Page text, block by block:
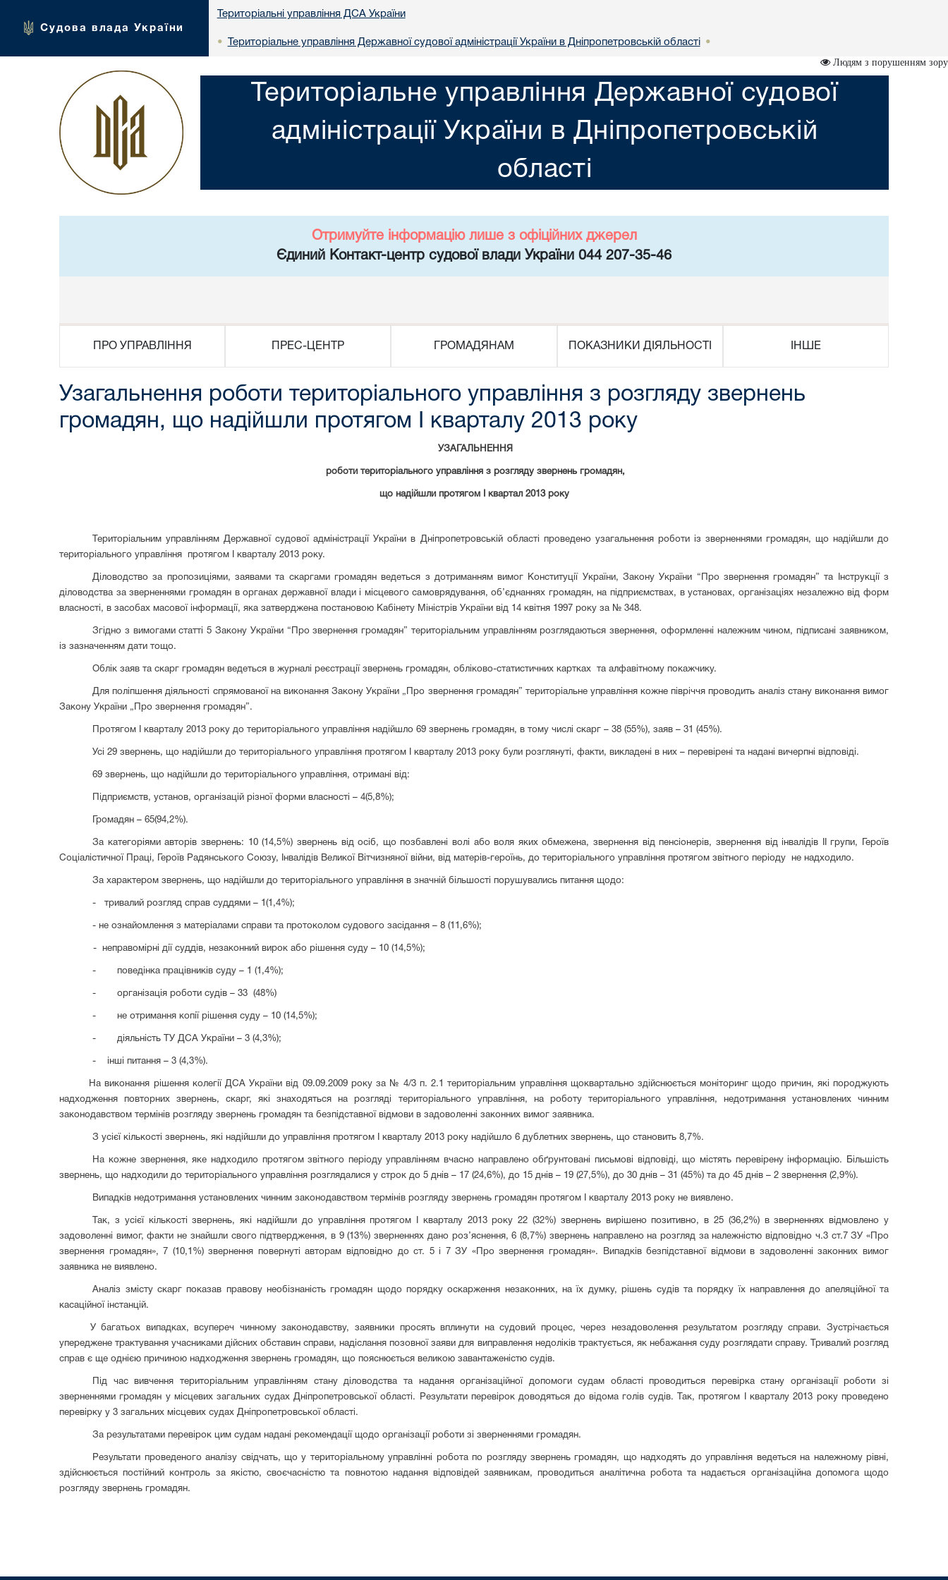
Судова влада України
Територіальні управління ДСА України
• Територіальне управління Державної судової адміністрації України в Днiпропетровській областi
•
Людям з порушенням зору
Територіальне управління Державної судової
адміністрації України в Днiпропетровській
областi
Отримуйте інформацію лише з офіційних джерел
Єдиний Контакт-центр судової влади України 044 207-35-46
ПРО УПРАВЛІННЯ ПРЕС-ЦЕНТР ГРОМАДЯНАМ ПОКАЗНИКИ ДІЯЛЬНОСТІ ІНШЕ
Узагальнення роботи територіального управління з розгляду звернень
громадян, що надійшли протягом І кварталу 2013 року
УЗАГАЛЬНЕННЯ
роботи територіального управління з розгляду звернень громадян,
що надійшли протягом І квартал 2013 року
Територіальним управлінням Державної судової адміністрації України в Дніпропетровській області проведено узагальнення роботи із зверненнями громадян, що надійшли до
територіального управління протягом І кварталу 2013 року.
Діловодство за пропозиціями, заявами та скаргами громадян ведеться з дотриманням вимог Конституції України, Закону України “Про звернення громадян” та Інструкції з
діловодства за зверненнями громадян в органах державної влади і місцевого самоврядування, об’єднаннях громадян, на підприємствах, в установах, організаціях незалежно від форм
власності, в засобах масової інформації, яка затверджена постановою Кабінету Міністрів України від 14 квітня 1997 року за № 348.
Згідно з вимогами статті 5 Закону України “Про звернення громадян” територіальним управлінням розглядаються звернення, оформленні належним чином, підписані заявником,
із зазначенням дати тощо.
Облік заяв та скарг громадян ведеться в журналі реєстрації звернень громадян, обліково-статистичних картках та алфавітному покажчику.
Для поліпшення діяльності спрямованої на виконання Закону України „Про звернення громадян” територіальне управління кожне півріччя проводить аналіз стану виконання вимог
Закону України „Про звернення громадян”.
Протягом І кварталу 2013 року до територіального управління надійшло69 звернень громадян, в тому числі скарг –38 (55%), заяв –31 (45%).
Усі 29 звернень, що надійшли до територіального управління протягом І кварталу 2013 року були розглянуті, факти, викладені в них – перевірені та надані вичерпні відповіді.
69 звернень, що надійшли до територіального управління, отримані від:
Підприємств, установ, організацій різної форми власності –4(5,8%);
Громадян – 65(94,2%).
За категоріями авторів звернень: 10 (14,5%) звернень від осіб, що позбавлені волі або воля яких обмежена, звернення від пенсіонерів, звернення від інвалідів ІІ групи, Героїв
Соціалістичної Праці, Героїв Радянського Союзу, Інвалідів Великої Вітчизняної війни, від матерів-героїнь, до територіального управління протягом звітного періоду не надходило.
За характером звернень, що надійшли до територіального управління в значній більшості порушувались питання щодо:
-тривалий розгляд справ суддями – 1(1,4%);
- не ознайомлення з матеріалами справи та протоколом судового засідання – 8 (11,6%);
- неправомірні дії суддів, незаконний вирок або рішення суду – 10 (14,5%);
- поведінка працівників суду – 1 (1,4%);
- організація роботи судів – 33 (48%)
- не отримання копії рішення суду – 10 (14,5%);
- діяльність ТУ ДСА України – 3 (4,3%);
- інші питання – 3 (4,3%).
На виконання рішення колегії ДСА України від 09.09.2009 року за № 4/3 п. 2.1 територіальним управління щоквартально здійснюється моніторинг щодо причин, які породжують
надходження повторних звернень, скарг, які знаходяться на розгляді територіального управління, на роботу територіального управління, недотримання установлених чинним
законодавством термінів розгляду звернень громадян та безпідставної відмови в задоволенні законних вимог заявника.
З усієї кількості звернень, які надійшли до управління протягом І кварталу 2013 року надійшло 6 дублетних звернень, що становить 8,7%.
На кожне звернення, яке надходило протягом звітного періоду управлінням вчасно направлено обґрунтовані письмові відповіді, що містять перевірену інформацію. Більшість
звернень, що надходили до територіального управління розглядалися у строк до 5 днів – 17 (24,6%), до 15 днів – 19 (27,5%), до 30 днів – 31 (45%) та до 45 днів – 2 звернення (2,9%).
Випадків недотримання установлених чинним законодавством термінів розгляду звернень громадян протягом І кварталу 2013 року не виявлено.
Так, з усієї кількості звернень, які надійшли до управління протягом І кварталу 2013 року 22 (32%) звернень вирішено позитивно, в 25 (36,2%) в зверненнях відмовлено у
задоволенні вимог, факти не знайшли свого підтвердження, в 9 (13%) зверненнях дано роз’яснення, 6 (8,7%) звернень направлено на розгляд за належністю відповідно ч.3 ст.7 ЗУ «Про
звернення громадян», 7 (10,1%) звернення повернуті авторам відповідно до ст. 5 і 7 ЗУ «Про звернення громадян». Випадків безпідставної відмови в задоволенні законних вимог
заявника не виявлено.
Аналіз змісту скарг показав правову необізнаність громадян щодо порядку оскарження незаконних, на їх думку, рішень судів та порядку їх направлення до апеляційної та
касаційної інстанцій.
У багатьох випадках, всупереч чинному законодавству, заявники просять вплинути на судовий процес, через незадоволення результатом розгляду справи. Зустрічається
упереджене трактування учасниками дійсних обставин справи, надіслання позовної заяви для виправлення недоліків трактується, як небажання суду розглядати справу. Тривалий розгляд
справ є ще однією причиною надходження звернень громадян, що пояснюється великою завантаженістю судів.
Під час вивчення територіальним управлінням стану діловодства та надання організаційної допомоги судам області проводиться перевірка стану організації роботи зі
зверненнями громадян у місцевих загальних судах Дніпропетровської області. Результати перевірок доводяться до відома голів судів. Так, протягом І кварталу 2013 року проведено
перевірку у 3 загальних місцевих судах Дніпропетровської області.
За результатами перевірок цим судам надані рекомендації щодо організації роботи зі зверненнями громадян.
Результати проведеного аналізу свідчать, що у територіальному управлінні робота по розгляду звернень громадян, що надходять до управління ведеться на належному рівні,
здійснюється постійний контроль за якістю, своєчасністю та повнотою надання відповідей заявникам, проводиться аналітична робота та надається організаційна допомога щодо
розгляду звернень громадян.